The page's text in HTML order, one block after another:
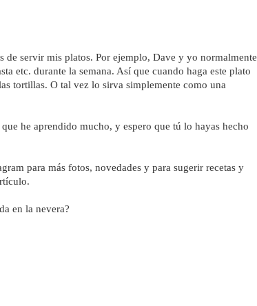
de servir mis platos. Por ejemplo, Dave y yo normalmente
etc. durante la semana. Así que cuando haga este plato
tortillas. O tal vez lo sirva simplemente como una
he aprendido mucho, y espero que tú lo hayas hecho
para más fotos, novedades y para sugerir recetas y
en la nevera?